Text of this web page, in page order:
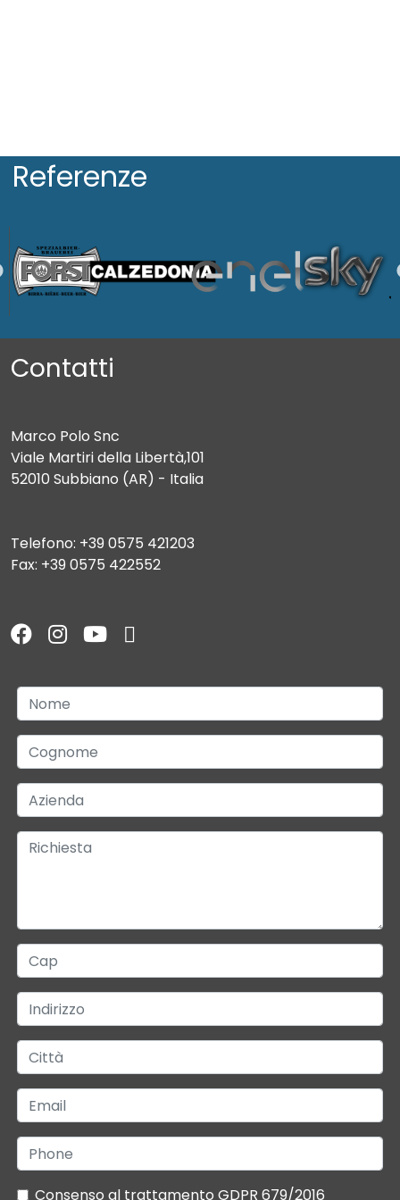
Referenze
Contatti
Marco Polo Snc
Viale Martiri della Libertà,101
52010 Subbiano (AR) - Italia
Telefono: +39 0575 421203
Fax: +39 0575 422552
Consenso al trattamento GDPR 679/2016